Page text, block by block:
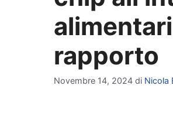
rapporto
Novembre 14, 2024 di Nicola